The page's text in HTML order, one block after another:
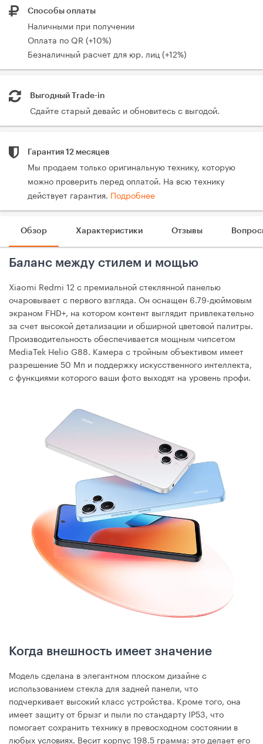
Способы оплаты
Наличными при получении
Оплата по QR (+10%)
Безналичный расчет для юр. лиц (+12%)
Выгодный Trade-in
Сдайте старый девайс и обновитесь с выгодой.
Гарантия 12 месяцев
Мы продаем только оригинальную технику, которую
можно проверить перед оплатой. На всю технику
действует гарантия. Подробнее
Обзор Характеристики Отзывы
Баланс между стилем и мощью
Xiaomi Redmi 12 с премиальной стеклянной панелью
очаровывает с первого взгляда. Он оснащен 6.79-дюймовым
экраном FHD+, на котором контент выглядит привлекательно
за счет высокой детализации и обширной цветовой палитры.
Производительность обеспечивается мощным чипсетом
MediaTek Helio G88. Камера с тройным объективом имеет
разрешение 50 Мп и поддержку искусственного интеллекта,
с функциями которого ваши фото выходят на уровень профи.
Когда внешность имеет значение
Модель сделана в элегантном плоском дизайне с
использованием стекла для задней панели, что
подчеркивает высокий класс устройства. Кроме того, она
имеет защиту от брызг и пыли по стандарту IP53, что
помогает сохранить технику в превосходном состоянии в
любых условиях. Весит корпус 198.5 грамма: это делает его